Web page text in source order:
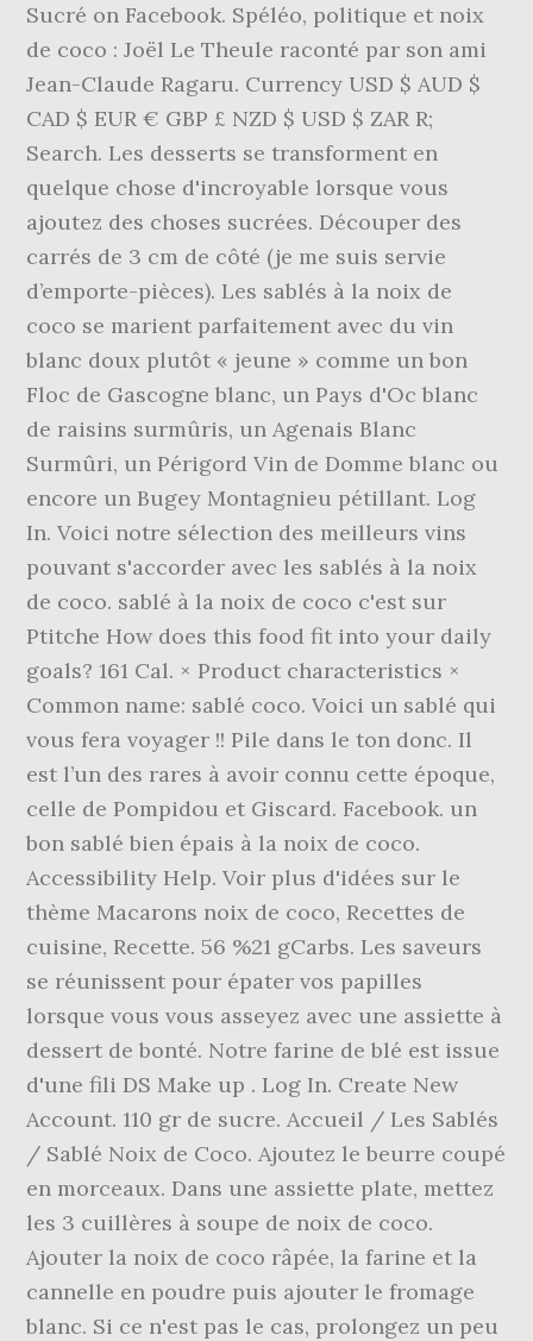
Sucré on Facebook. Spéléo, politique et noix
de coco : Joël Le Theule raconté par son ami
Jean-Claude Ragaru. Currency USD $ AUD $
CAD $ EUR € GBP £ NZD $ USD $ ZAR R;
Search. Les desserts se transforment en
quelque chose d'incroyable lorsque vous
ajoutez des choses sucrées. Découper des
carrés de 3 cm de côté (je me suis servie
d’emporte-pièces). Les sablés à la noix de
coco se marient parfaitement avec du vin
blanc doux plutôt « jeune » comme un bon
Floc de Gascogne blanc, un Pays d'Oc blanc
de raisins surmûris, un Agenais Blanc
Surmûri, un Périgord Vin de Domme blanc ou
encore un Bugey Montagnieu pétillant. Log
In. Voici notre sélection des meilleurs vins
pouvant s'accorder avec les sablés à la noix
de coco. sablé à la noix de coco c'est sur
Ptitche How does this food fit into your daily
goals? 161 Cal. × Product characteristics ×
Common name: sablé coco. Voici un sablé qui
vous fera voyager !! Pile dans le ton donc. Il
est l’un des rares à avoir connu cette époque,
celle de Pompidou et Giscard. Facebook. un
bon sablé bien épais à la noix de coco.
Accessibility Help. Voir plus d'idées sur le
thème Macarons noix de coco, Recettes de
cuisine, Recette. 56 %21 gCarbs. Les saveurs
se réunissent pour épater vos papilles
lorsque vous vous asseyez avec une assiette à
dessert de bonté. Notre farine de blé est issue
d'une fili DS Make up . Log In. Create New
Account. 110 gr de sucre. Accueil / Les Sablés
/ Sablé Noix de Coco. Ajoutez le beurre coupé
en morceaux. Dans une assiette plate, mettez
les 3 cuillères à soupe de noix de coco.
Ajouter la noix de coco râpée, la farine et la
cannelle en poudre puis ajouter le fromage
blanc. Si ce n'est pas le cas, prolongez un peu